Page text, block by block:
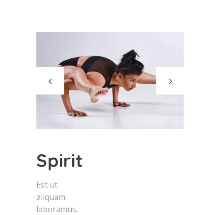
Spirit
Est ut
aliquam
laboramus,